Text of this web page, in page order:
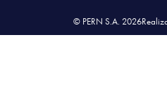
© PERN S.A. 2026